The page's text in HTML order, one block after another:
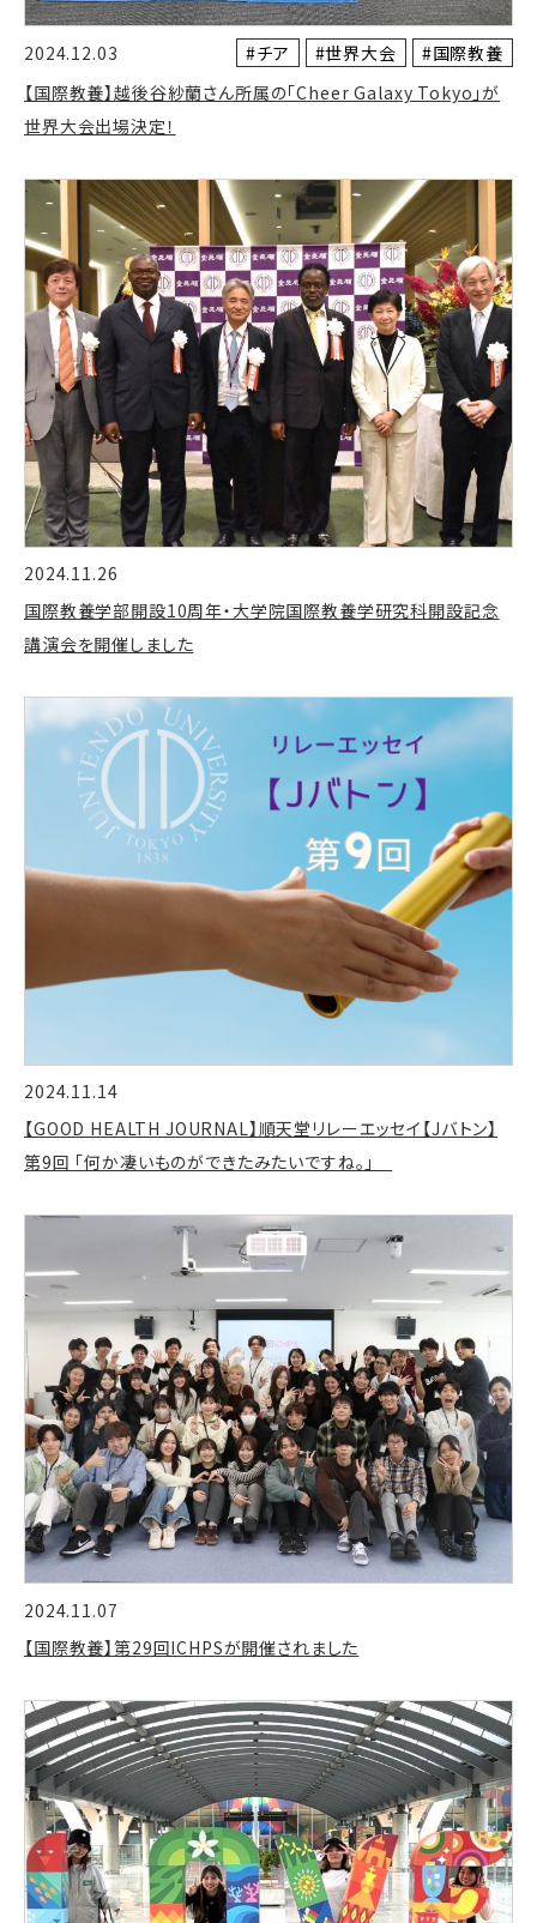
2024.12.03 #チア #世界大会
#国際教養
【国際教養】越後谷紗蘭さん所属の「Cheer Galaxy Tokyo」が
世界大会出場決定！
2024.11.26
国際教養学部開設10周年・大学院国際教養学研究科開設記念
講演会を開催しました
2024.11.14
【GOOD HEALTH JOURNAL】順天堂リレーエッセイ【Jバトン】
第9回 「何か凄いものができたみたいですね。」
2024.11.07
【国際教養】第29回ICHPSが開催されました